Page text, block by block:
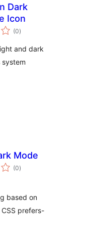
Dark
Icon
(0總
評)
and dark
system
Mode
(0總
評)
based on
prefers-